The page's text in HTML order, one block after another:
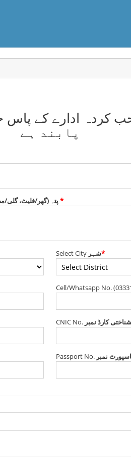
پابند ہے
*
Select City شہر*
Cell/Whatsapp No.
CNIC No. شناختی کارڈ نمبر
Passport No. نمبر